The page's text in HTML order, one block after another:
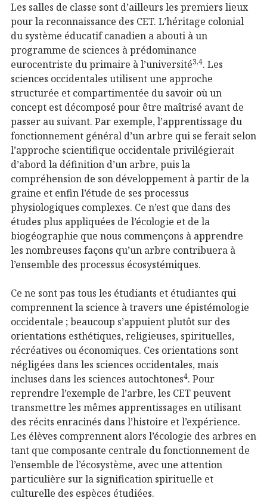
Les salles de classe sont d’ailleurs les premiers lieux
pour la reconnaissance des CET. L’héritage colonial
du système éducatif canadien a abouti à un
programme de sciences à prédominance
eurocentriste du primaire à l’université3,4. Les
sciences occidentales utilisent une approche
structurée et compartimentée du savoir où un
concept est décomposé pour être maîtrisé avant de
passer au suivant. Par exemple, l’apprentissage du
fonctionnement général d’un arbre qui se ferait selon
l’approche scientifique occidentale privilégierait
d’abord la définition d’un arbre, puis la
compréhension de son développement à partir de la
graine et enfin l’étude de ses processus
physiologiques complexes. Ce n’est que dans des
études plus appliquées de l’écologie et de la
biogéographie que nous commençons à apprendre
les nombreuses façons qu’un arbre contribuera à
l’ensemble des processus écosystémiques.
Ce ne sont pas tous les étudiants et étudiantes qui
comprennent la science à travers une épistémologie
occidentale ; beaucoup s’appuient plutôt sur des
orientations esthétiques, religieuses, spirituelles,
récréatives ou économiques. Ces orientations sont
négligées dans les sciences occidentales, mais
incluses dans les sciences autochtones4. Pour
reprendre l’exemple de l’arbre, les CET peuvent
transmettre les mêmes apprentissages en utilisant
des récits enracinés dans l’histoire et l’expérience.
Les élèves comprennent alors l’écologie des arbres en
tant que composante centrale du fonctionnement de
l’ensemble de l’écosystème, avec une attention
particulière sur la signification spirituelle et
culturelle des espèces étudiées.